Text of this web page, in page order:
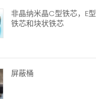
非晶纳米晶C型铁芯，E型
铁芯和块状铁芯
屏蔽桶